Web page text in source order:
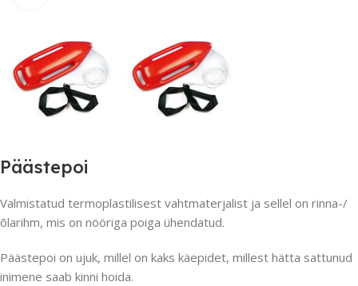
Päästepoi
Valmistatud termoplastilisest vahtmaterjalist ja sellel on rinna-/
õlarihm, mis on nööriga poiga ühendatud.
Päästepoi on ujuk, millel on kaks käepidet, millest hätta sattunud
inimene saab kinni hoida.